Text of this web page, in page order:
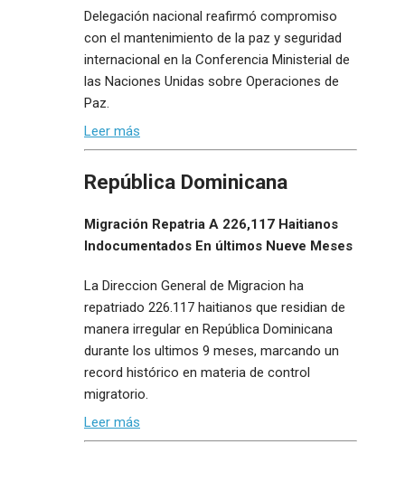
Delegación nacional reafirmó compromiso
con el mantenimiento de la paz y seguridad
internacional en la Conferencia Ministerial de
las Naciones Unidas sobre Operaciones de
Paz.
Leer más
República Dominicana
Migración Repatria A 226,117 Haitianos
Indocumentados En últimos Nueve Meses
La Direccion General de Migracion ha
repatriado 226.117 haitianos que residian de
manera irregular en República Dominicana
durante los ultimos 9 meses, marcando un
record histórico en materia de control
migratorio.
Leer más